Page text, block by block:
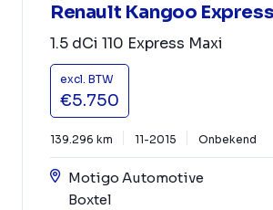
Renault Kangoo Express
1.5 dCi 110 Express Maxi
excl. BTW
€5.750
139.296 km 11-2015 Onbekend
Motigo Automotive
Boxtel